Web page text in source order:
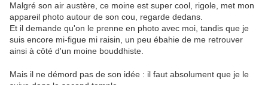
Malgré son air austère, ce moine est super cool, rigole, met mon
appareil photo autour de son cou, regarde dedans.
Et il demande qu'on le prenne en photo avec moi, tandis que je
suis encore mi-figue mi raisin, un peu ébahie de me retrouver
ainsi à côté d'un moine bouddhiste.
Mais il ne démord pas de son idée : il faut absolument que je le